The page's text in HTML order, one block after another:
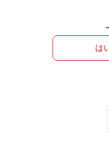
は